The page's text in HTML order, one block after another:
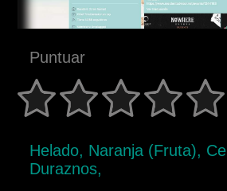
Puntuar
Helado, Naranja (Fruta),
Duraznos,